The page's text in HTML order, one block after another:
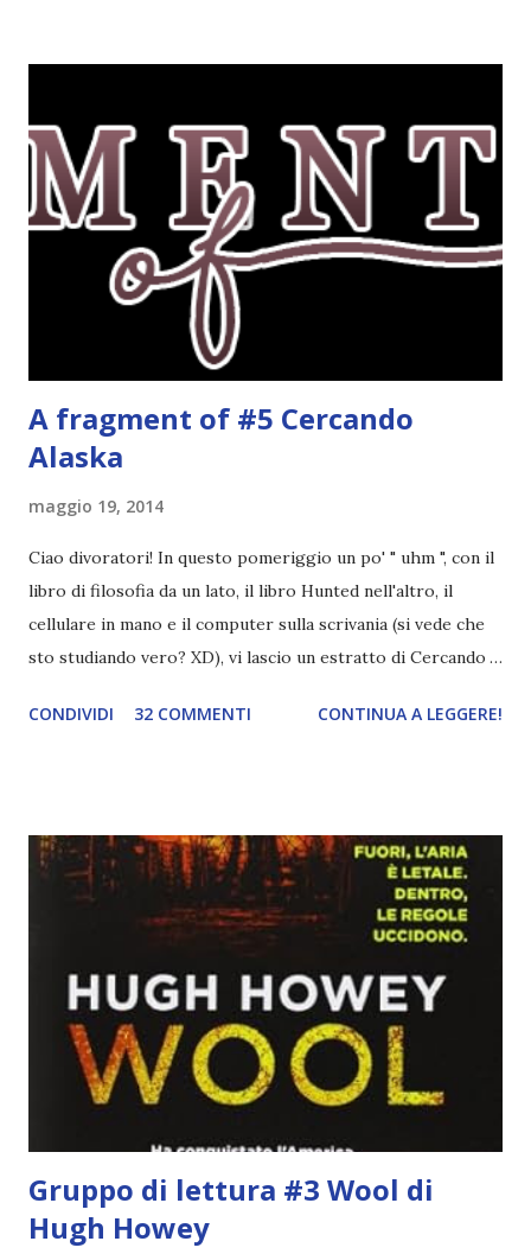
colori del blu, Amy Harmon ★ ★ ★ ★ Sapete il mio
rapporto con gli ya. Questo stranamente mi è piaciuto
molto. Mi è piaciuta la protagonista, la sua crescita, il suo
rapporto con il professor Wilson che cresce piano piano.
Alla fine mi stavo pure commuovendo! Unravel me ,
Tahereh Mafi ★ ★ ★ ★ ★ Ho già scritto una recensi...
A fragment of #5 Cercando
Alaska
maggio 19, 2014
Ciao divoratori! In questo pomeriggio un po' " uhm ", con il
libro di filosofia da un lato, il libro Hunted nell'altro, il
cellulare in mano e il computer sulla scrivania (si vede che
sto studiando vero? XD), vi lascio un estratto di Cercando
costante nelle rubriche. Odiavo lo sport. Odiavo lo sport,
cui si gioca a mini-baseball mia madre voleva che mi facessi
delle amicizie, così mi obbligò a entrare nella squadra dei
Pirati di Orlando. Mi feci degli amici eccome: una masnada di
era inserirmi fra i coetanei. Fu soprattutto perché come
statura sovrastavo tutti gli altri giocatori se quell'anno per
un pelo non entrai nella formazione ufficiale. Qu...
CONDIVIDI 32 COMMENTI CONTINUA A LEGGERE!
Gruppo di lettura #3 Wool di
Hugh Howey